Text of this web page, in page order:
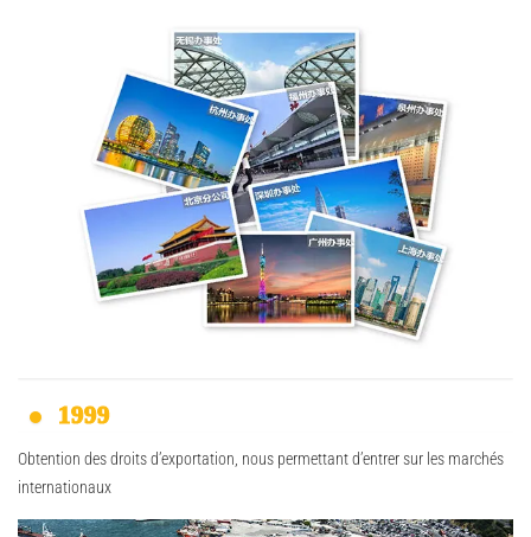
1999
Obtention des droits d’exportation, nous permettant d’entrer sur les marchés
internationaux